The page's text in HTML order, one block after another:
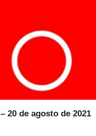
20 de agosto de 2021